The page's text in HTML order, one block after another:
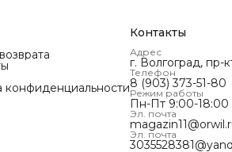
конфиденциальности
Контакты
Адрес
г. Волгоград, пр-
Телефон
8 (903) 373-51-80
Режим работы
Пн-Пт 9:00-18:00
Эл. почта
Эл. почта